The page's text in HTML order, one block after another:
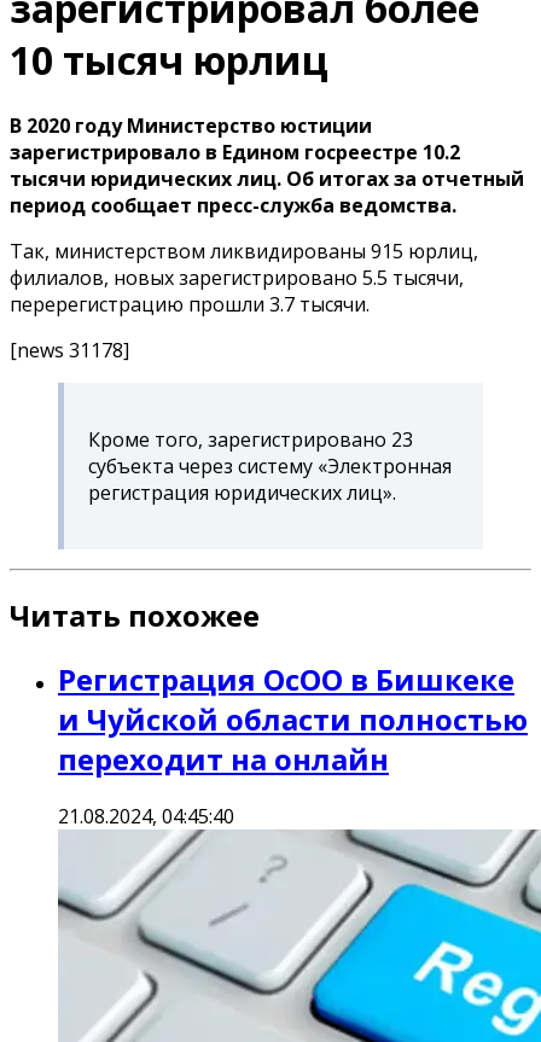
10 тысяч юрлиц
В 2020 году Министерство юстиции
зарегистрировало в Едином госреестре 10.2
тысячи юридических лиц. Об итогах за отчетный
период сообщает пресс-служба ведомства.
Так, министерством ликвидированы 915 юрлиц,
филиалов, новых зарегистрировано 5.5 тысячи,
перерегистрацию прошли 3.7 тысячи.
[news 31178]
Кроме того, зарегистрировано 23
субъекта через систему «Электронная
регистрация юридических лиц».
Читать похожее
Регистрация ОсОО в Бишкеке
и Чуйской области полностью
переходит на онлайн
21.08.2024, 04:45:40